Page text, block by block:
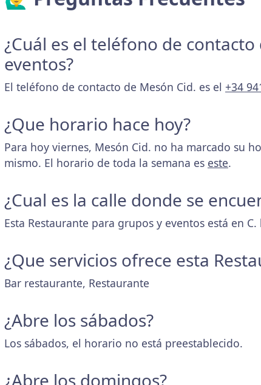
¿Cuál es el teléfono de
eventos?
El teléfono de contacto de Mesón Cid. es el +34
¿Que horario hace hoy?
Para hoy viernes, Mesón Cid. no ha marcado su
mismo. El horario de toda la semana es este.
¿Cual es la calle donde se
Esta Restaurante para grupos y eventos está en
¿Que servicios ofrece esta
Bar restaurante, Restaurante
¿Abre los sábados?
Los sábados, el horario no está preestablecido.
¿Abre los domingos?